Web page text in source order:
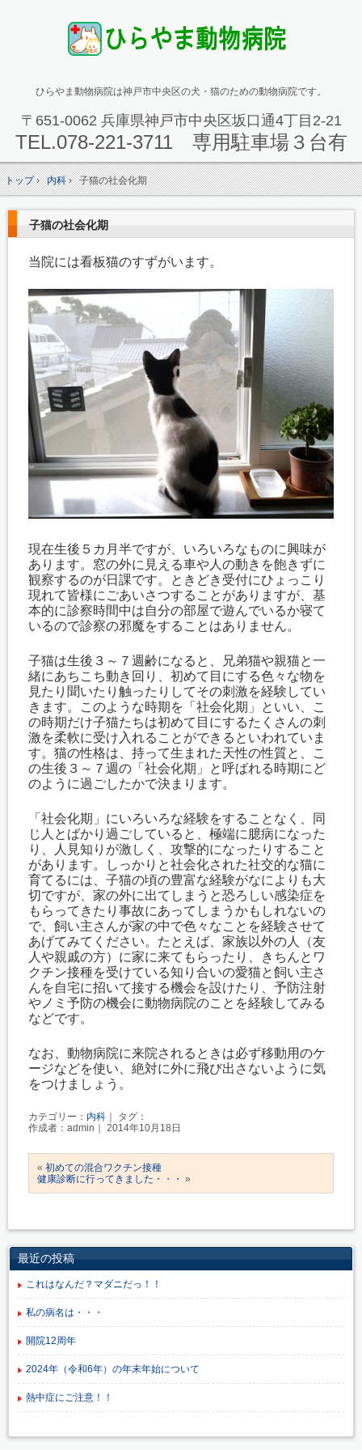
ひらやま動物病院は神戸市中央区の犬・猫のための動物病院です。
〒651-0062 兵庫県神戸市中央区坂口通4丁目2-21
TEL.078-221-3711 専用駐車場３台有
トップ› 内科› 子猫の社会化期
子猫の社会化期
当院には看板猫のすずがいます。
現在生後５カ月半ですが、いろいろなものに興味が
あります。窓の外に見える車や人の動きを飽きずに
観察するのが日課です。ときどき受付にひょっこり
現れて皆様にごあいさつすることがありますが、基
本的に診察時間中は自分の部屋で遊んでいるか寝て
いるので診察の邪魔をすることはありません。
子猫は生後３～７週齢になると、兄弟猫や親猫と一
緒にあちこち動き回り、初めて目にする色々な物を
見たり聞いたり触ったりしてその刺激を経験してい
きます。このような時期を「社会化期」といい、こ
の時期だけ子猫たちは初めて目にするたくさんの刺
激を柔軟に受け入れることができるといわれていま
す。猫の性格は、持って生まれた天性の性質と、こ
の生後３～７週の「社会化期」と呼ばれる時期にど
のように過ごしたかで決まります。
「社会化期」にいろいろな経験をすることなく、同
じ人とばかり過ごしていると、極端に臆病になった
り、人見知りが激しく、攻撃的になったりすること
があります。しっかりと社会化された社交的な猫に
育てるには、子猫の頃の豊富な経験がなによりも大
切ですが、家の外に出てしまうと恐ろしい感染症を
もらってきたり事故にあってしまうかもしれないの
で、飼い主さんが家の中で色々なことを経験させて
あげてみてください。たとえば、家族以外の人（友
人や親戚の方）に家に来てもらったり、きちんとワ
クチン接種を受けている知り合いの愛猫と飼い主さ
んを自宅に招いて接する機会を設けたり、予防注射
やノミ予防の機会に動物病院のことを経験してみる
などです。
なお、動物病院に来院されるときは必ず移動用のケ
ージなどを使い、絶対に外に飛び出さないように気
をつけましょう。
カテゴリー： 内科 ｜ タグ：
作成者：admin｜ 2014年10月18日
« 初めての混合ワクチン接種
健康診断に行ってきました・・・ »
最近の投稿
これはなんだ？マダニだっ！！
私の病名は・・・
開院12周年
2024年（令和6年）の年末年始について
熱中症にご注意！！